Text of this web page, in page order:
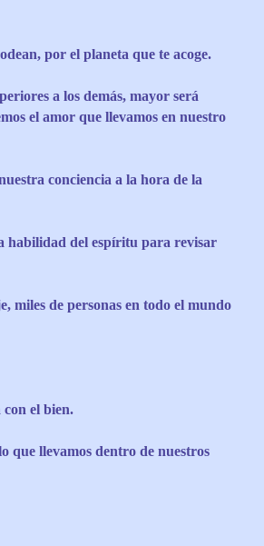
por el planeta que te acoge.
a los demás, mayor será
el amor que llevamos en nuestro
conciencia a la hora de la
habilidad del espíritu para revisar
miles de personas en todo el mundo
el bien.
que llevamos dentro de nuestros